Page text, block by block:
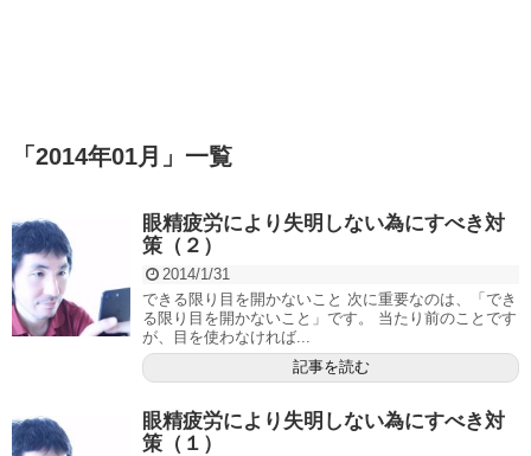
「 2014年01月 」 一覧
眼精疲労により失明しない為にすべき対
策（２）
2014/1/31
できる限り目を開かないこと 次に重要なのは、「でき
る限り目を開かないこと」です。 当たり前のことです
が、目を使わなければ...
記事を読む
眼精疲労により失明しない為にすべき対
策（１）